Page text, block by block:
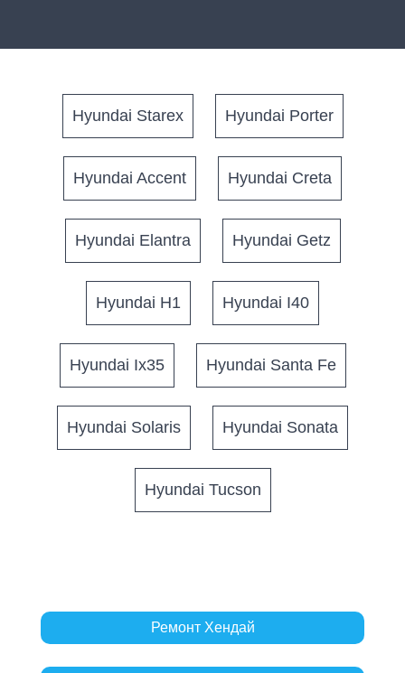
Hyundai Starex Hyundai Porter
Hyundai Accent Hyundai Creta
Hyundai Elantra Hyundai Getz
Hyundai H1 Hyundai I40
Hyundai Ix35 Hyundai Santa Fe
Hyundai Solaris Hyundai Sonata
Hyundai Tucson
Ремонт Хендай